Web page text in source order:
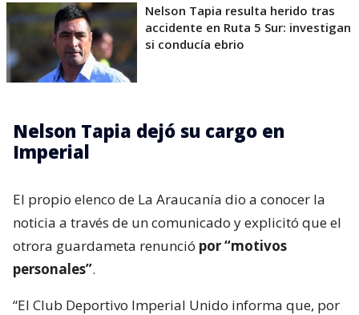
Nelson Tapia resulta herido tras
accidente en Ruta 5 Sur: investigan
si conducía ebrio
Nelson Tapia dejó su cargo en
Imperial
El propio elenco de La Araucanía dio a conocer la
noticia a través de un comunicado y explicitó que el
otrora guardameta renunció por “motivos
personales”.
“El Club Deportivo Imperial Unido informa que, por